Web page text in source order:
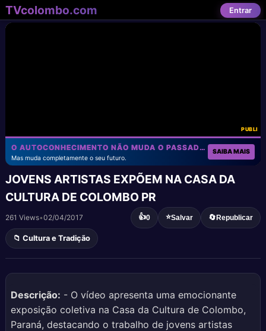
TVcolombo.com Entrar
PUBLI
O AUTOCONHECIMENTO NÃO MUDA O PASSADO!
Mas muda completamente o seu futuro.
SAIBA MAIS
JOVENS ARTISTAS EXPÕEM NA CASA DA
CULTURA DE COLOMBO PR
261 Views•02/04/2017 👍0 ⭐Salvar 🔄 Republicar
📁 Cultura e Tradição
Descrição: - O vídeo apresenta uma emocionante
exposição coletiva na Casa da Cultura de Colombo,
Paraná, destacando o trabalho de jovens artistas